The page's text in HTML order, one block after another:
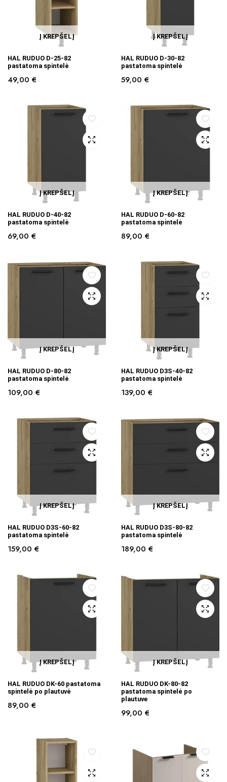
Į KREPŠELĮ
HAL RUDUO D-25-82
pastatoma spintelė
49,00 €
Į KREPŠELĮ
HAL RUDUO D-30-82
pastatoma spintelė
59,00 €
Į KREPŠELĮ
HAL RUDUO D-40-82
pastatoma spintelė
69,00 €
Į KREPŠELĮ
HAL RUDUO D-60-82
pastatoma spintelė
89,00 €
Į KREPŠELĮ
HAL RUDUO D-80-82
pastatoma spintelė
109,00 €
Į KREPŠELĮ
HAL RUDUO D3S-40-82
pastatoma spintelė
139,00 €
Į KREPŠELĮ
HAL RUDUO D3S-60-82
pastatoma spintelė
159,00 €
Į KREPŠELĮ
HAL RUDUO D3S-80-82
pastatoma spintelė
189,00 €
Į KREPŠELĮ
HAL RUDUO DK-60 pastatoma
spintelė po plautuvė
89,00 €
Į KREPŠELĮ
HAL RUDUO DK-80-82
pastatoma spintelė po
plautuve
99,00 €